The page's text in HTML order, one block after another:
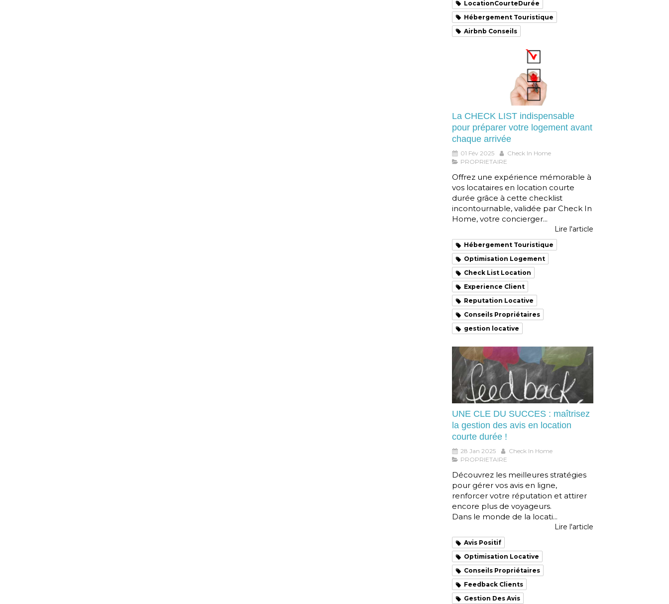
LocationCourteDurée
Hébergement Touristique
Airbnb Conseils
La CHECK LIST indispensable
pour préparer votre logement avant
chaque arrivée
01 Fév 2025
Check In Home
PROPRIETAIRE
Offrez une expérience mémorable à
vos locataires en location courte
durée grâce à cette checklist
incontournable, validée par Check In
Home, votre concierger...
Lire l'article
Hébergement Touristique
Optimisation Logement
Check List Location
Experience Client
Reputation Locative
Conseils Propriétaires
gestion locative
UNE CLE DU SUCCES : maîtrisez
la gestion des avis en location
courte durée !
28 Jan 2025
Check In Home
PROPRIETAIRE
Découvrez les meilleures stratégies
pour gérer vos avis en ligne,
renforcer votre réputation et attirer
encore plus de voyageurs.
Dans le monde de la locati...
Lire l'article
Avis Positif
Optimisation Locative
Conseils Propriétaires
Feedback Clients
Gestion Des Avis